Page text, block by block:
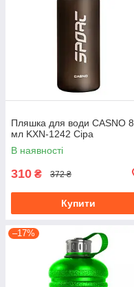
Пляшка для води CASNO
мл KXN-1242 Сіра
В наявності
310 ₴ 372 ₴
Купити
–17%